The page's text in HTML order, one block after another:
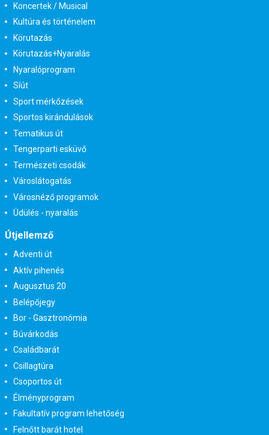
Koncertek / Musical
Kultúra és történelem
Körutazás
Körutazás+Nyaralás
Nyaralóprogram
Síút
Sport mérkőzések
Sportos kirándulások
Tematikus út
Tengerparti esküvő
Természeti csodák
Városlátogatás
Városnéző programok
Üdülés - nyaralás
Útjellemző
Adventi út
Aktív pihenés
Augusztus 20
Belépőjegy
Bor - Gasztronómia
Búvárkodás
Családbarát
Csillagtúra
Csoportos út
Élményprogram
Fakultatív program lehetőség
Felnőtt barát hotel